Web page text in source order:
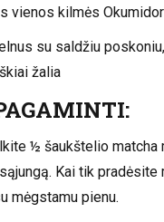
vienos kilmės
su saldžiu
žalia
½ šaukštelio
Kai tik
mėgstamu pienu.